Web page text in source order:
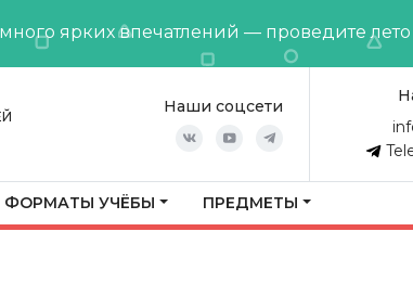
ярких впечатлений — проведите
Наши соцсети
ФОРМАТЫ УЧЁБЫ ПРЕДМЕТЫ